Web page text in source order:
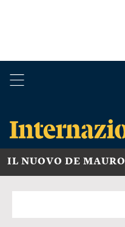
IL NUOVO DE MAURO